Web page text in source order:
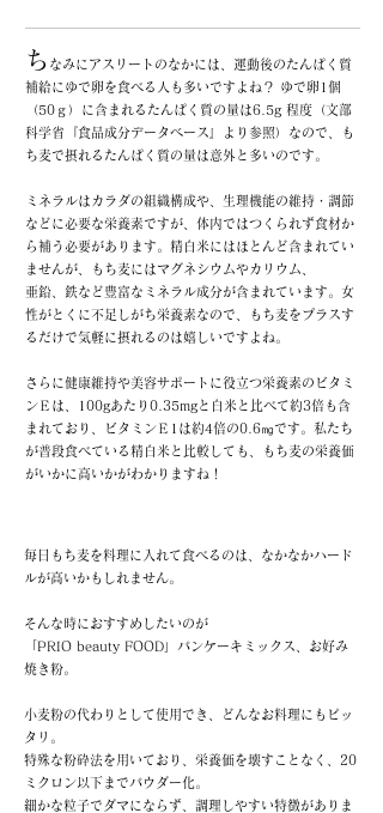
ち なみにアスリートのなかには、運動後のたんぱく質
補給にゆで卵を食べる人も多いですよね？ ゆで卵1個
（50ｇ）に含まれるたんぱく質の量は6.5g 程度（文部
科学省『食品成分データベース』より参照）なので、も
ち麦で摂れる たんぱく質の量は意外と多いのです。
ミネラルはカラダの組織構成や、生理機能の維持・調節
などに必要な栄養素ですが、体内ではつくられず食材か
ら補う必要があります。 精白米にはほとんど含まれてい
ませんが、もち麦にはマグネシウムやカリウム、
亜鉛、鉄など豊富なミネラル成分が含まれています。女
性がとくに不足しがち栄養素なので、もち麦をプラスす
るだけで気軽に摂れるのは嬉しいですよね。
さらに健康維持や美容サポートに役立つ栄養素のビタミ
ンＥは、100gあたり0.35mgと白米と比べて約3倍も含
まれており、ビタミンＥ1は約4倍の0.6㎎です。私たち
が普段食べている精白米と比較しても、もち麦の栄養価
がいかに高いかがわかりますね！
毎日もち麦を料理に入れて食べるのは、なかなかハード
ルが高いかもしれません。
そんな時におすすめしたいのが
「PRIO beauty FOOD」パンケーキミックス、お好み
焼き粉。
小麦粉の代わりとして使用でき、どんなお料理にもピッ
タリ。
特殊な粉砕法を用いており、栄養価を壊すことなく、20
ミクロン以下までパウダー化。
細かな粒子でダマにならず、調理しやすい特徴がありま